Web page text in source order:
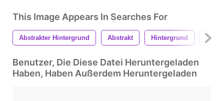
This Image Appears In Searches For
Abstrakter Hintergrund Abstrakt Hintergrund
Benutzer, Die Diese Datei Heruntergeladen
Haben, Haben Außerdem Heruntergeladen